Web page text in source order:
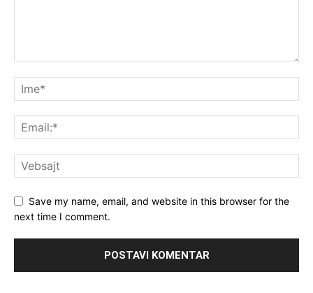
Save my name, email, and website in this browser for the
next time I comment.